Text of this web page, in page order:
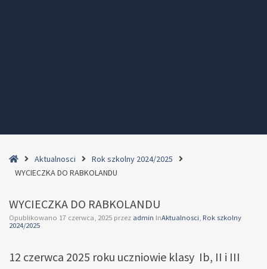
HomeAktualnosci
Rok szkolny 2024/2025
WYCIECZKA DO RABKOLANDU
WYCIECZKA DO RABKOLANDU
Opublikowano 17 czerwca, 2025 przez admin InAktualnosci, Rok szkolny
2024/2025
12 czerwca 2025 roku uczniowie klasy Ib, II i III